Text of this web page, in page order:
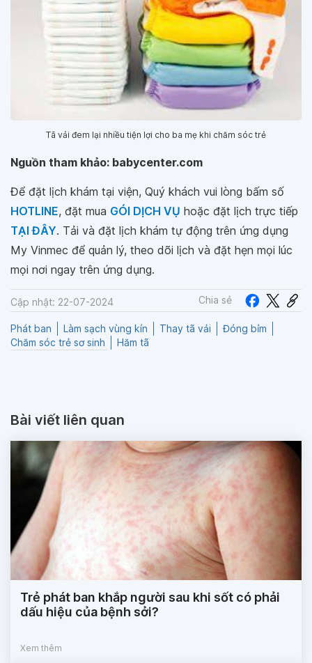
Tã vải đem lại nhiều tiện lợi cho ba mẹ khi chăm sóc trẻ
Nguồn tham khảo: babycenter.com
Để đặt lịch khám tại viện, Quý khách vui lòng bấm số
HOTLINE, đặt mua GÓI DỊCH VỤ hoặc đặt lịch trực tiếp
TẠI ĐÂY. Tải và đặt lịch khám tự động trên ứng dụng
My Vinmec để quản lý, theo dõi lịch và đặt hẹn mọi lúc
mọi nơi ngay trên ứng dụng.
Cập nhật: 22-07-2024 Chia sẻ
Phát ban Làm sạch vùng kín Thay tã vải
Đóng bỉm
Chăm sóc trẻ sơ sinh
Hăm tã
Bài viết liên quan
Trẻ phát ban khắp người sau khi sốt có phải
dấu hiệu của bệnh sởi?
Xem thêm